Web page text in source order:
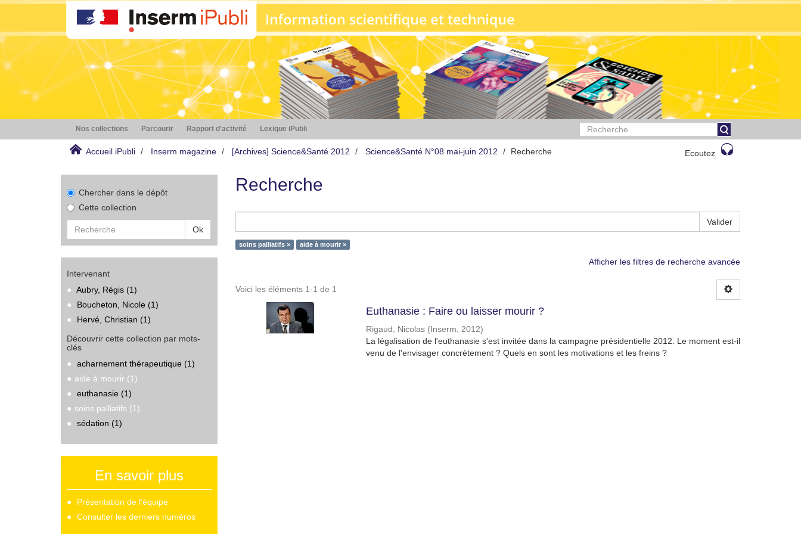
Nos collections Parcourir Rapport d'activité Lexique iPubli
Accueil iPubli Inserm magazine [Archives] Science&Santé 2012 Science&Santé N°08 mai-juin 2012 Recherche Ecoutez
Chercher dans le dépôt
Cette collection
Ok
Intervenant
Aubry, Régis (1)
Boucheton, Nicole (1)
Hervé, Christian (1)
Découvrir cette collection par mots-
clés
acharnement thérapeutique (1)
aide à mourir (1)
euthanasie (1)
soins palliatifs (1)
sédation (1)
En savoir plus
Présentation de l'équipe
Consulter les derniers numéros
Recherche
Valider
soins palliatifs × aide à mourir ×
Afficher les filtres de recherche avancée
Voici les éléments 1-1 de 1
Euthanasie : Faire ou laisser mourir ?
Rigaud, Nicolas (Inserm, 2012)
La légalisation de l'euthanasie s'est invitée dans la campagne présidentielle 2012. Le moment est-il
venu de l'envisager concrètement ? Quels en sont les motivations et les freins ?